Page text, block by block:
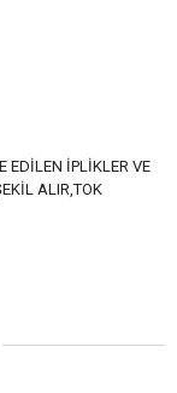
EDİLEN İPLİKLER VE
ALIR,TOK